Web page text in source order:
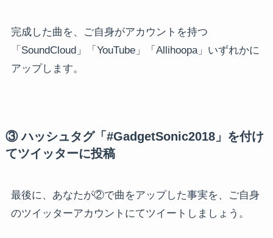
完成した曲を、ご自身がアカウントを持つ
「SoundCloud」「YouTube」「Allihoopa」いずれかに
アップします。
③ ハッシュタグ「#GadgetSonic2018」を付け
てツイッターに投稿
最後に、あなたが②で曲をアップした事実を、ご自身
のツイッターアカウントにてツイートしましょう。